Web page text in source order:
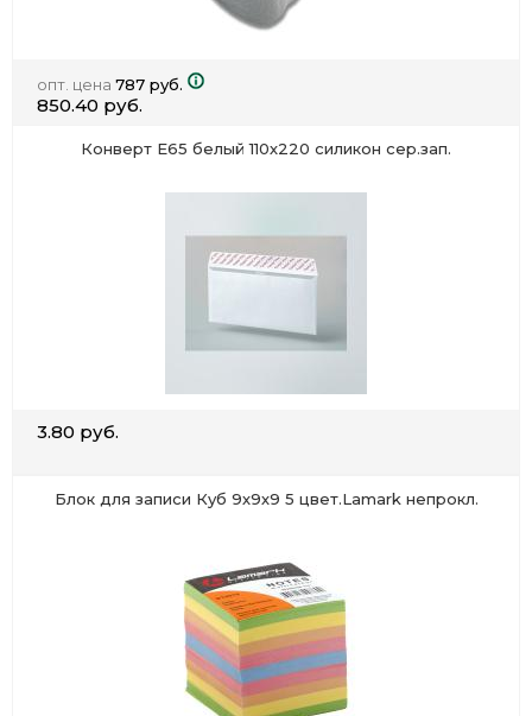
опт. цена 787 руб.
850.40 руб.
Конверт Е65 белый 110х220 силикон сер.зап.
3.80 руб.
Блок для записи Куб 9х9х9 5 цвет.Lamark непрокл.